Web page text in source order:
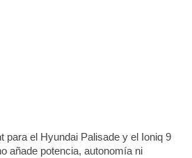
para el Hyundai Palisade y el Ioniq 9
añade potencia, autonomía ni